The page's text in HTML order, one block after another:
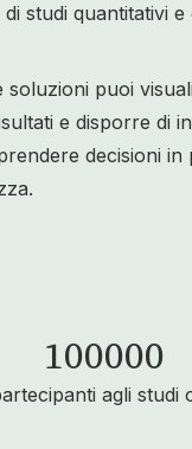
studi quantitativi e
soluzioni puoi
e disporre di
decisioni in
100000
agli studi